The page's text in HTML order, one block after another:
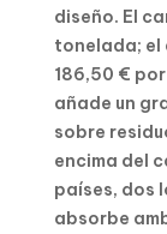
diseño. El
tonelada; el
186,50 €
añade un
sobre
encima del
países, dos
absorbe